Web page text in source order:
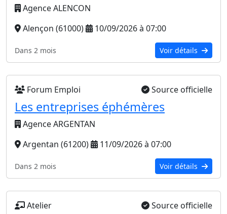
Agence ALENCON
Alençon (61000)
10/09/2026 à 07:00
Dans 2 mois Voir détails
Forum Emploi Source officielle
Les entreprises éphémères
Agence ARGENTAN
Argentan (61200)
11/09/2026 à 07:00
Dans 2 mois Voir détails
Atelier Source officielle